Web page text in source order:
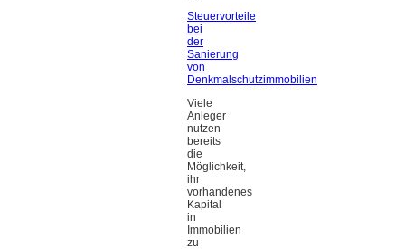
Steuervorteile
bei
der
Sanierung
von
Denkmalschutzimmobilien
Viele
Anleger
nutzen
bereits
die
Möglichkeit,
ihr
vorhandenes
Kapital
in
Immobilien
zu